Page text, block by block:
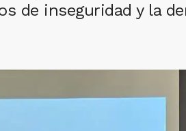
de inseguridad y la